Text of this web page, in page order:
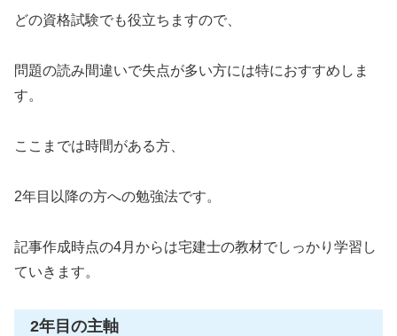
どの資格試験でも役立ちますので、
問題の読み間違いで失点が多い方には特におすすめしま
す。
ここまでは時間がある方、
2年目以降の方への勉強法です。
記事作成時点の4月からは宅建士の教材でしっかり学習し
ていきます。
2年目の主軸